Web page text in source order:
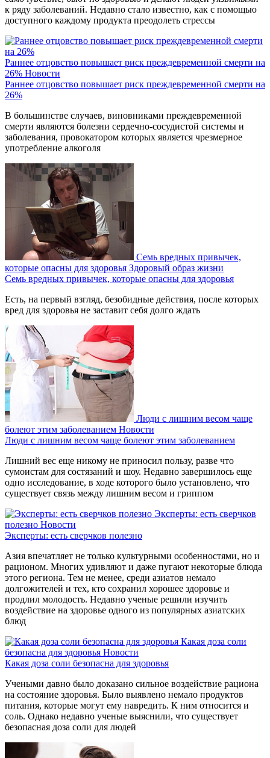
к ряду заболеваний. Недавно стало известно, как с помощью
доступного каждому продукта преодолеть стрессы
Раннее отцовство повышает риск преждевременной смерти на
26% Новости
Раннее отцовство повышает риск преждевременной смерти на
26%
В большинстве случаев, виновниками преждевременной
смерти являются болезни сердечно-сосудистой системы и
заболевания, провокатором которых является чрезмерное
употребление алкоголя
Семь вредных привычек,
которые опасны для здоровья Здоровый образ жизни
Семь вредных привычек, которые опасны для здоровья
Есть, на первый взгляд, безобидные действия, после которых
вред для здоровья не заставит себя долго ждать
Люди с лишним весом чаще
болеют этим заболеванием Новости
Люди с лишним весом чаще болеют этим заболеванием
Лишний вес еще никому не приносил пользу, разве что
сумоистам для состязаний и шоу. Недавно завершилось еще
одно исследование, в ходе которого было установлено, что
существует связь между лишним весом и гриппом
Эксперты: есть сверчков
полезно Новости
Эксперты: есть сверчков полезно
Азия впечатляет не только культурными особенностями, но и
рационом. Многих удивляют и даже пугают некоторые блюда
этого региона. Тем не менее, среди азиатов немало
долгожителей и тех, кто сохранил хорошее здоровье и
продлил молодость. Недавно ученые решили изучить
воздействие на здоровье одного из популярных азиатских
блюд
Какая доза соли
безопасна для здоровья Новости
Какая доза соли безопасна для здоровья
Учеными давно было доказано сильное воздействие рациона
на состояние здоровья. Было выявлено немало продуктов
питания, которые могут ему навредить. К ним относится и
соль. Однако недавно ученые выяснили, что существует
безопасная доза соли для людей